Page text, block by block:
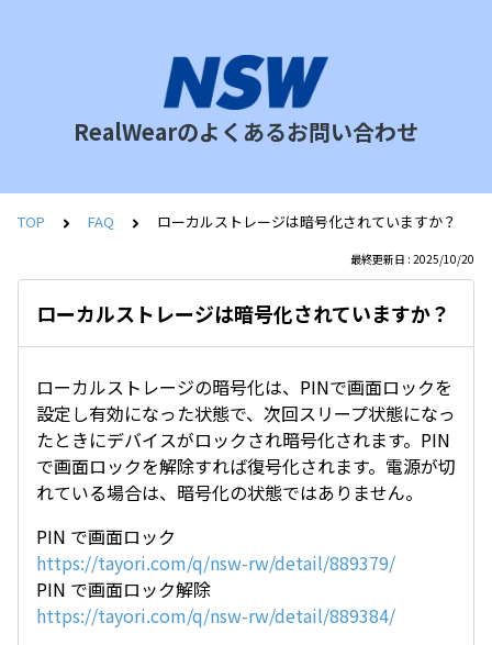
RealWearのよくあるお問い合わせ
TOP FAQ ローカルストレージは暗号化されていますか？
最終更新日 : 2025/10/20
ローカルストレージは暗号化されていますか？
ローカルストレージの暗号化は、PINで画面ロックを
設定し有効になった状態で、次回スリープ状態になっ
たときにデバイスがロックされ暗号化されます。PIN
で画面ロックを解除すれば復号化されます。電源が切
れている場合は、暗号化の状態ではありません。
PIN で画面ロック
https://tayori.com/q/nsw-rw/detail/889379/
PIN で画面ロック解除
https://tayori.com/q/nsw-rw/detail/889384/